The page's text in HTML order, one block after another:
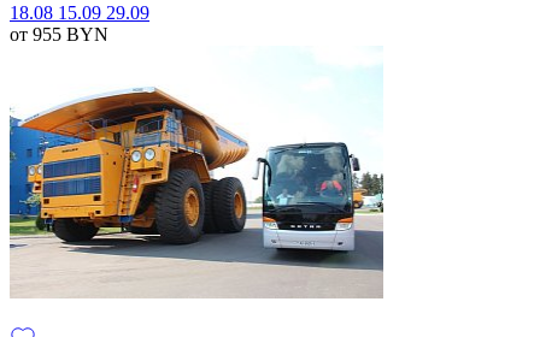
18.08 15.09 29.09
от 955 BYN